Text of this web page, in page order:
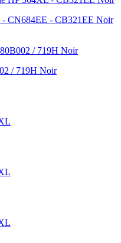
CN684EE - CB321EE Noir
/ 719H Noir